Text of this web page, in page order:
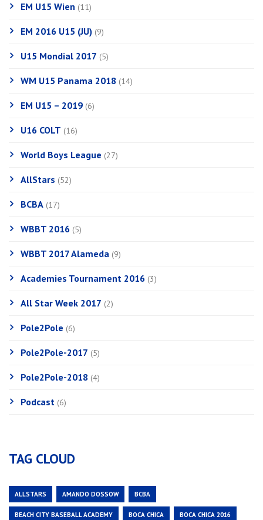
EM U15 Wien (11)
EM 2016 U15 (JU) (9)
U15 Mondial 2017 (5)
WM U15 Panama 2018 (14)
EM U15 – 2019 (6)
U16 COLT (16)
World Boys League (27)
AllStars (52)
BCBA (17)
WBBT 2016 (5)
WBBT 2017 Alameda (9)
Academies Tournament 2016 (3)
All Star Week 2017 (2)
Pole2Pole (6)
Pole2Pole-2017 (5)
Pole2Pole-2018 (4)
Podcast (6)
TAG CLOUD
ALLSTARS AMANDO DOSSOW BCBA
BEACH CITY BASEBALL ACADEMY BOCA CHICA BOCA CHICA 2016